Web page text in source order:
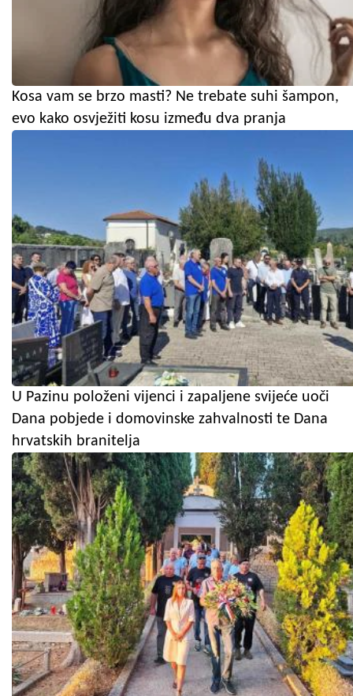
Kosa vam se brzo masti? Ne trebate suhi šampon,
evo kako osvježiti kosu između dva pranja
U Pazinu položeni vijenci i zapaljene svijeće uoči
Dana pobjede i domovinske zahvalnosti te Dana
hrvatskih branitelja